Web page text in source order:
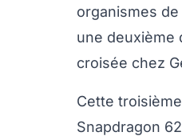
organismes
une deuxième
croisée chez
Cette
Snapdragon